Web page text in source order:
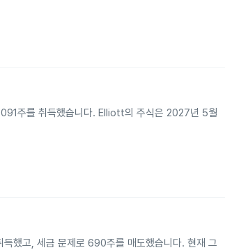
주를 취득했습니다. Elliott의 주식은 2027년 5월
고, 세금 문제로 690주를 매도했습니다. 현재 그